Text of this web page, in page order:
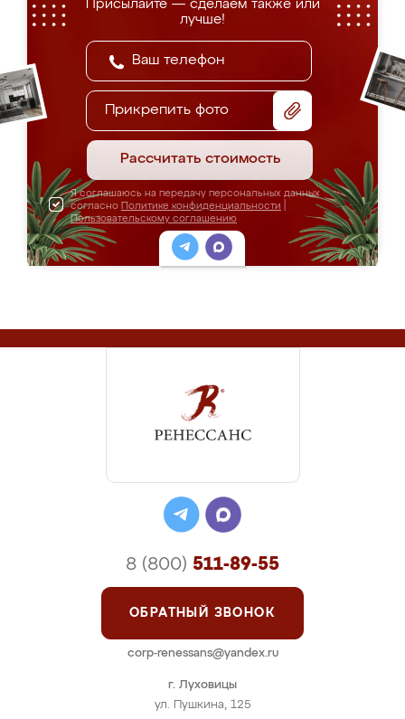
Присылайте — сделаем также или
лучше!
Прикрепить фото
Рассчитать стоимость
Я соглашаюсь на передачу персональных данных
согласно Политике конфиденциальности
Пользовательскому соглашению
г. Луховицы
ул. Пушкина, 125
8 (800) 511-89-55
ОБРАТНЫЙ ЗВОНОК
corp-renessans@yandex.ru